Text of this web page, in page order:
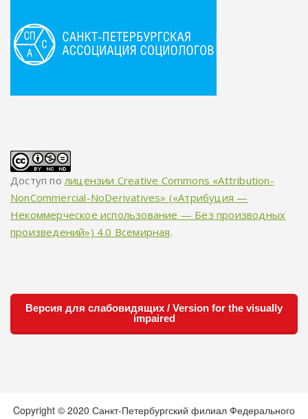
Доступ по лицензии Creative Commons «Attribution-
NonCommercial-NoDerivatives» («Атрибуция —
Некоммерческое использование — Без производных
произведений») 4.0 Всемирная.
Версия для слабовидящих / Version for the visually
impaired
Copyright © 2020 Санкт-Петербургский филиал Федерального